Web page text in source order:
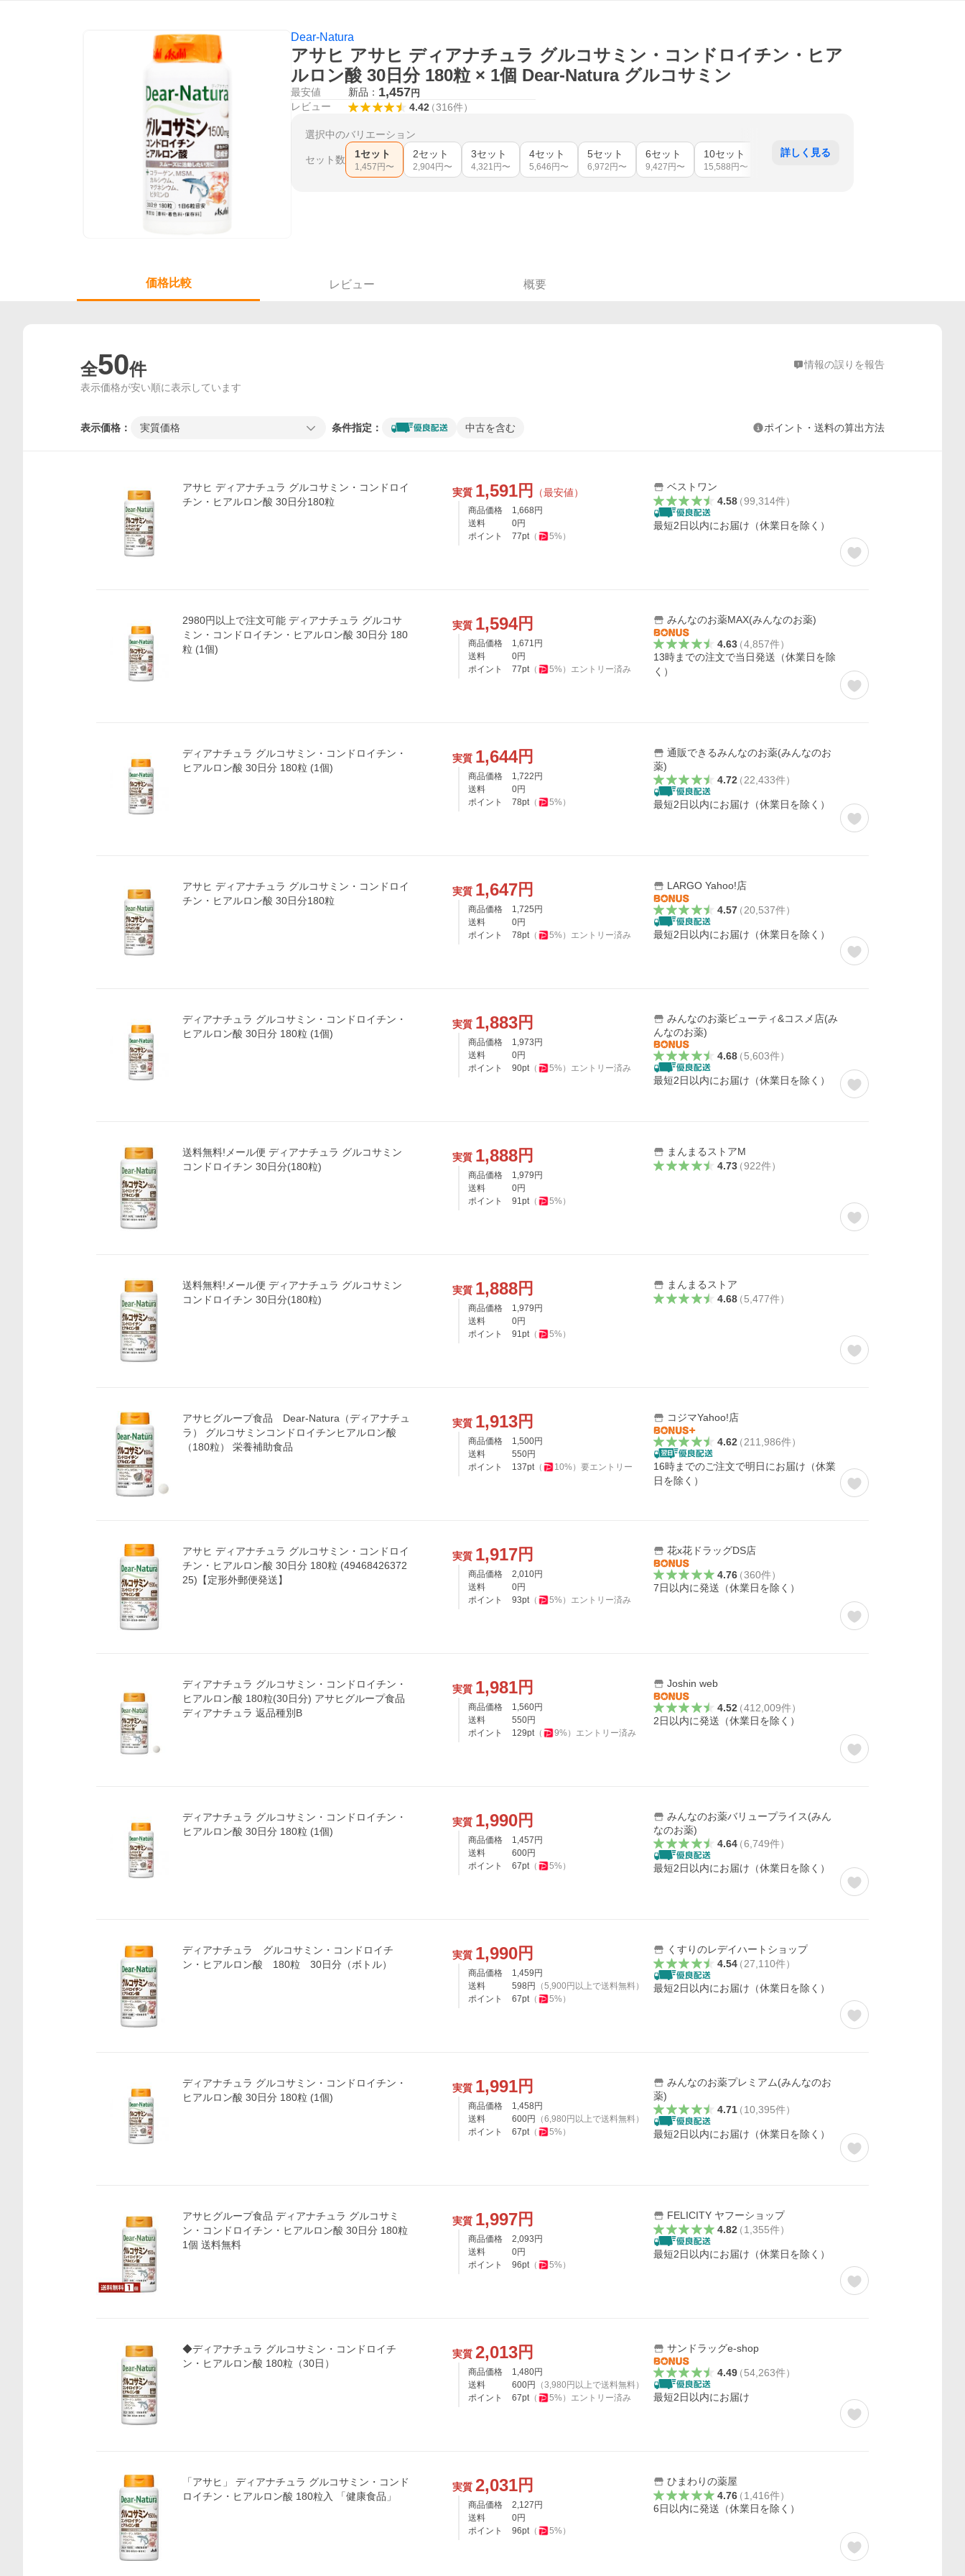
Dear-Natura
アサヒ アサヒ ディアナチュラ グルコサミン・コンドロイチン・ヒア
ルロン酸 30日分 180粒 × 1個 Dear-Natura グルコサミン
最安値 新品： 1,457円
レビュー 4.42（316件）
選択中のバリエーション
セット数 1セット
1,457 円〜
2セット
2,904円〜
3セット
4,321 円〜
4セット
5,646 円〜
5セット
6,972 円〜
6セット
9,427 円〜
10セット
15,588 円〜
24セット
詳しく見る
価格比較 レビュー 概要
全50件 情報の誤りを報告
表示価格が安い順に表示しています
表示価格： 実質価格 条件指定： 中古を含む ポイント・送料の算出方法
アサヒ ディアナチュラ グルコサミン・コンドロイ
チン・ヒアルロン酸 30日分180粒
実質 1,591円 （最安値）
商品価格 1,668 円
送料
0円
ポイント
77pt（ 5%）
ベストワン
4.58（99,314件）
最短2日以内にお届け（休業日を除く）
2980円以上で注文可能 ディアナチュラ グルコサ
ミン・コンドロイチン・ヒアルロン酸 30日分 180
粒 (1個)
実質 1,594円
商品価格 1,671 円
送料
0円
ポイント
77pt（ 5%） エントリー済み
みんなのお薬MAX(みんなのお薬)
4.63（4,857件）
13時までの注文で当日発送（休業日を除
く）
ディアナチュラ グルコサミン・コンドロイチン・
ヒアルロン酸 30日分 180粒 (1個)
実質 1,644円
商品価格 1,722 円
送料
0円
ポイント
78pt（ 5%）
通販できるみんなのお薬(みんなのお
薬)
4.72（22,433件）
最短2日以内にお届け（休業日を除く）
アサヒ ディアナチュラ グルコサミン・コンドロイ
チン・ヒアルロン酸 30日分180粒
実質 1,647円
商品価格 1,725 円
送料
0円
ポイント
78pt（ 5%） エントリー済み
LARGO Yahoo!店
4.57（20,537件）
最短2日以内にお届け（休業日を除く）
ディアナチュラ グルコサミン・コンドロイチン・
ヒアルロン酸 30日分 180粒 (1個)
実質 1,883円
商品価格 1,973 円
送料
0円
ポイント
90pt（ 5%） エントリー済み
みんなのお薬ビューティ&コスメ店(み
んなのお薬)
4.68（5,603件）
最短2日以内にお届け（休業日を除く）
送料無料!メール便 ディアナチュラ グルコサミン
コンドロイチン 30日分(180粒)
実質 1,888円
商品価格 1,979 円
送料
0円
ポイント
91pt（ 5%）
まんまるストアM
4.73（922件）
送料無料!メール便 ディアナチュラ グルコサミン
コンドロイチン 30日分(180粒)
実質 1,888円
商品価格 1,979 円
送料
0円
ポイント
91pt（ 5%）
まんまるストア
4.68（5,477件）
アサヒグループ食品 Dear-Natura（ディアナチュ
ラ） グルコサミンコンドロイチンヒアルロン酸
（180粒） 栄養補助食品
実質 1,913円
商品価格 1,500円
送料
550円
ポイント
137pt（ 10%） 要エントリー
コジマYahoo!店
4.62（211,986件）
16時までのご注文で明日にお届け（休業
日を除く）
アサヒ ディアナチュラ グルコサミン・コンドロイ
チン・ヒアルロン酸 30日分 180粒 (49468426372
25)【定形外郵便発送】
実質 1,917円
商品価格 2,010円
送料
0円
ポイント
93pt（ 5%） エントリー済み
花x花ドラッグDS店
4.76（360件）
7日以内に発送（休業日を除く）
ディアナチュラ グルコサミン・コンドロイチン・
ヒアルロン酸 180粒(30日分) アサヒグループ食品
ディアナチュラ 返品種別B
実質 1,981円
商品価格 1,560円
送料
550円
ポイント
129pt（ 9%） エントリー済み
Joshin web
4.52（412,009件）
2日以内に発送（休業日を除く）
ディアナチュラ グルコサミン・コンドロイチン・
ヒアルロン酸 30日分 180粒 (1個)
実質 1,990円
商品価格 1,457 円
送料
600円
ポイント
67pt（ 5%）
みんなのお薬バリュープライス(みん
なのお薬)
4.64（6,749件）
最短2日以内にお届け（休業日を除く）
ディアナチュラ グルコサミン・コンドロイチ
ン・ヒアルロン酸 180粒 30日分（ボトル）
実質 1,990円
商品価格 1,459 円
送料
598 円 （5,900 円以上で送料無料）
ポイント
67pt（ 5%）
くすりのレデイハートショップ
4.54（27,110件）
最短2日以内にお届け（休業日を除く）
ディアナチュラ グルコサミン・コンドロイチン・
ヒアルロン酸 30日分 180粒 (1個)
実質 1,991円
商品価格 1,458 円
送料
600円 （6,980 円以上で送料無料）
ポイント
67pt（ 5%）
みんなのお薬プレミアム(みんなのお
薬)
4.71（10,395件）
最短2日以内にお届け（休業日を除く）
アサヒグループ食品 ディアナチュラ グルコサミ
ン・コンドロイチン・ヒアルロン酸 30日分 180粒
1個 送料無料
実質 1,997円
商品価格 2,093 円
送料
0円
ポイント
96pt（ 5%）
FELICITY ヤフーショップ
4.82（1,355件）
最短2日以内にお届け（休業日を除く）
◆ディアナチュラ グルコサミン・コンドロイチ
ン・ヒアルロン酸 180粒（30日）
実質 2,013円
商品価格 1,480円
送料
600円 （3,980 円以上で送料無料）
ポイント
67pt（ 5%） エントリー済み
サンドラッグe-shop
4.49（54,263件）
最短2日以内にお届け
「アサヒ」 ディアナチュラ グルコサミン・コンド
ロイチン・ヒアルロン酸 180粒入 「健康食品」
実質 2,031円
商品価格 2,127 円
送料
0円
ポイント
96pt（ 5%）
ひまわりの薬屋
4.76（1,416件）
6日以内に発送（休業日を除く）